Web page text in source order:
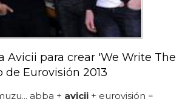
Avicii para crear 'We Write The
de Eurovisión 2013
abba + avicii + eurovisión =